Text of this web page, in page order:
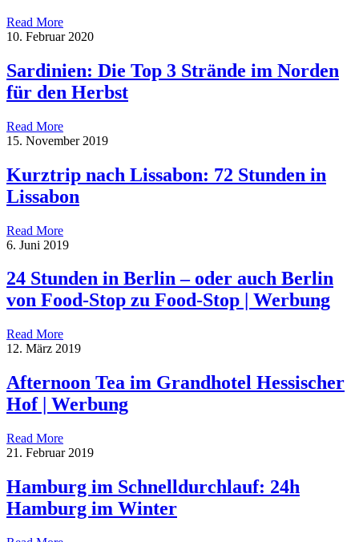
Read More
10. Februar 2020
Sardinien: Die Top 3 Strände im Norden
für den Herbst
Read More
15. November 2019
Kurztrip nach Lissabon: 72 Stunden in
Lissabon
Read More
6. Juni 2019
24 Stunden in Berlin – oder auch Berlin
von Food-Stop zu Food-Stop | Werbung
Read More
12. März 2019
Afternoon Tea im Grandhotel Hessischer
Hof | Werbung
Read More
21. Februar 2019
Hamburg im Schnelldurchlauf: 24h
Hamburg im Winter